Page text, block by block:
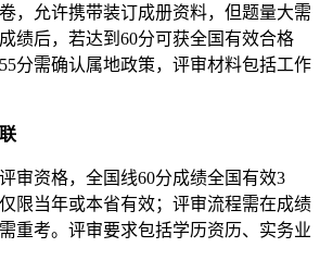
，允许携带装订成册资料，但题量大需
绩后，若达到60分可获全国有效合格
分需确认属地政策，评审材料包括工作
审资格，全国线60分成绩全国有效3
限当年或本省有效；评审流程需在成绩
重考。评审要求包括学历资历、实务业